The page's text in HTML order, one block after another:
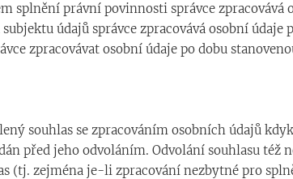
splnění právní povinnosti správce zpracovává
údajů správce zpracovává osobní údaje
zpracovávat osobní údaje po dobu
souhlas se zpracováním osobních údajů
před jeho odvoláním. Odvolání souhlasu též
(tj. zejména je-li zpracování nezbytné pro